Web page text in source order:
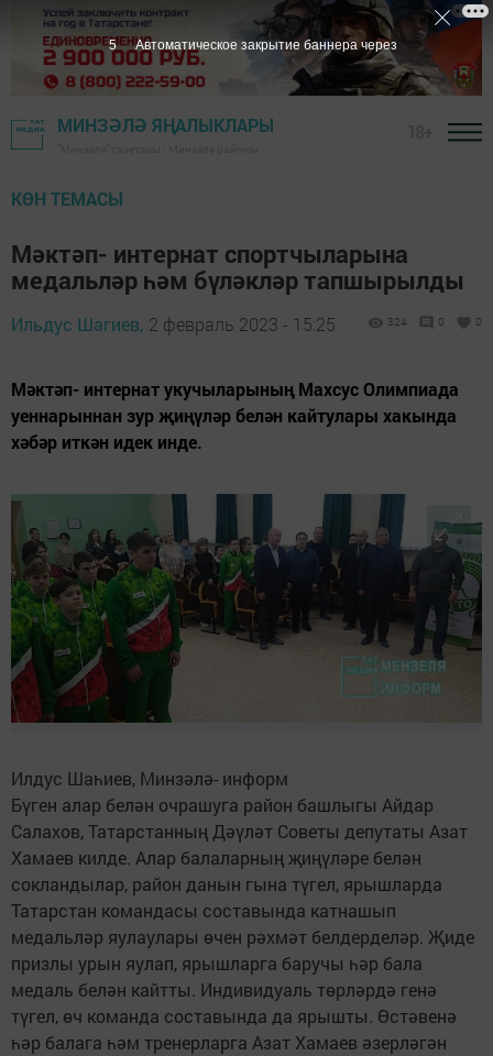
МИНЗӘЛӘ ЯҢАЛЫКЛАРЫ
КӨН ТЕМАСЫ
Мәктәп- интернат спортчыларына
медальләр һәм бүләкләр тапшырылды
Ильдус Шагиев, 2 февраль 2023 - 15:25 324 0 0
Мәктәп- интернат укучыларының Махсус Олимпиада
уеннарыннан зур җиңүләр белән кайтулары хакында
хәбәр иткән идек инде.
Илдус Шаһиев, Минзәлә- информ
Бүген алар белән очрашуга район башлыгы Айдар
Салахов, Татарстанның Дәүләт Советы депутаты Азат
Хамаев килде. Алар балаларның җиңүләре белән
сокландылар, район данын гына түгел, ярышларда
Татарстан командасы составында катнашып
медальләр яулаулары өчен рәхмәт белдерделәр. Җиде
призлы урын яулап, ярышларга баручы һәр бала
медаль белән кайтты. Индивидуаль төрләрдә генә
түгел, өч команда составында да ярышты. Өстәвенә
һәр балага һәм тренерларга Азат Хамаев әзерләгән
2 Автоматическое закрытие баннера через